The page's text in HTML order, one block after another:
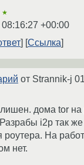
+00:00
Ссылка
от Strannik-j
дома tor на
Разрабы i2p так
роутера. На
нет.